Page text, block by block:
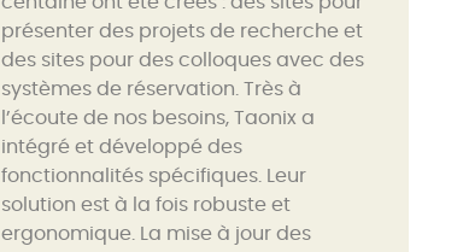
présenter des projets de recherche et
des sites pour des colloques avec des
systèmes de réservation. Très à
l’écoute de nos besoins, Taonix a
intégré et développé des
fonctionnalités spécifiques. Leur
solution est à la fois robuste et
ergonomique. La mise à jour des